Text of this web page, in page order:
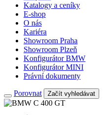
Katalogy a ceníky
E-shop
O nás
Kariéra
Showroom Praha
Showroom Plzeň
Konfigurátor BMW
Konfigurátor MINI
Právní dokumenty
Porovnat Začít vyhledávat